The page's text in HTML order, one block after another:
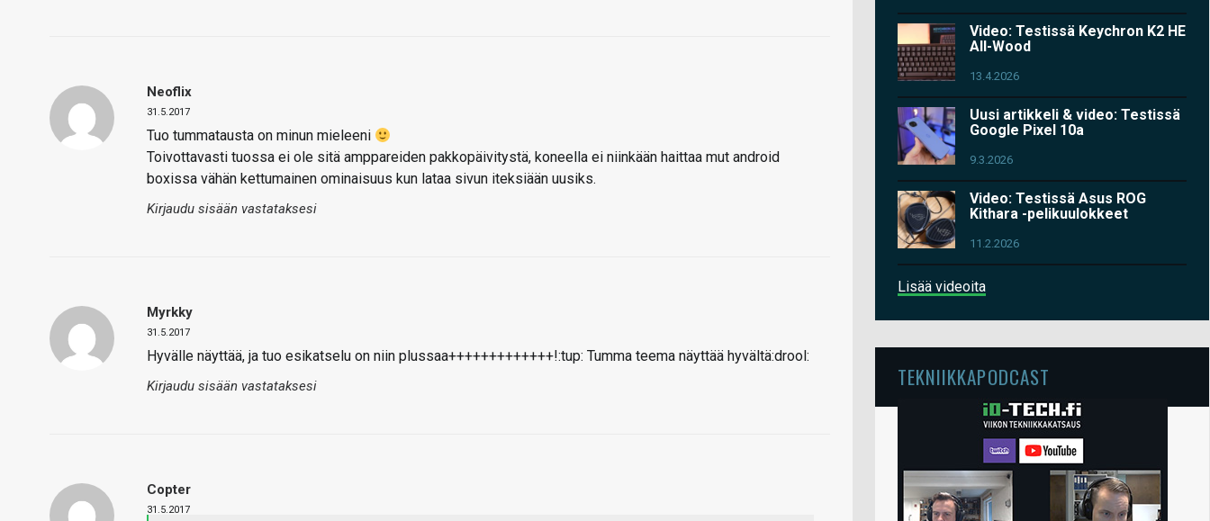
Neoflix
31.5.2017
Tuo tummatausta on minun mieleeni
Toivottavasti tuossa ei ole sitä amppareiden pakkopäivitystä, koneella ei niinkään haittaa mut android
boxissa vähän kettumainen ominaisuus kun lataa sivun iteksiään uusiks.
Kirjaudu sisään vastataksesi
Myrkky
31.5.2017
Hyvälle näyttää, ja tuo esikatselu on niin plussaa+++++++++++++!:tup: Tumma teema näyttää hyvältä:drool:
Kirjaudu sisään vastataksesi
Copter
31.5.2017
Video: Testissä Keychron K2 HE
All-Wood
13.4.2026
Uusi artikkeli & video: Testissä
Google Pixel 10a
9.3.2026
Video: Testissä Asus ROG
Kithara -pelikuulokkeet
11.2.2026
Lisää videoita
TEKNIIKKAPODCAST